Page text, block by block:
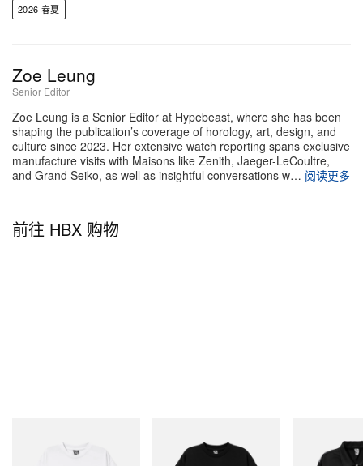
2026 春夏
Zoe Leung
Senior Editor
Zoe Leung is a Senior Editor at Hypebeast, where she has been
shaping the publication’s coverage of horology, art, design, and
culture since 2023. Her extensive watch reporting spans exclusive
manufacture visits with Maisons like Zenith, Jaeger-LeCoultre,
and Grand Seiko, as well as insightful conversations w… 阅读更多
前往 HBX 购物
Billionaire Boys Club X Initial
D Cotton T-Shirt 3
Billionaire Boys Club X Initial
D Cotton T-Shirt 3
Billionaire
D Cotton Jacket